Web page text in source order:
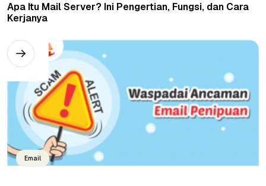
Apa Itu Mail Server? Ini Pengertian, Fungsi, dan Cara
Kerjanya
Email